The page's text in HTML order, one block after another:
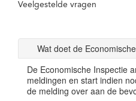
Veelgestelde vragen
Wat doet de
De Economische Inspectie
meldingen en start indien
de melding over aan de